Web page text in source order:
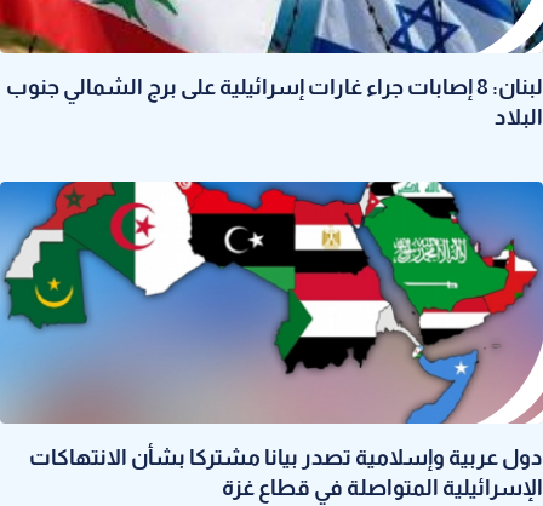
لبنان: 8 إصابات جراء غارات إسرائيلية على برج الشمالي جنوب
البلاد
دول عربية وإسلامية تصدر بيانا مشتركا بشأن الانتهاكات
الإسرائيلية المتواصلة في قطاع غزة